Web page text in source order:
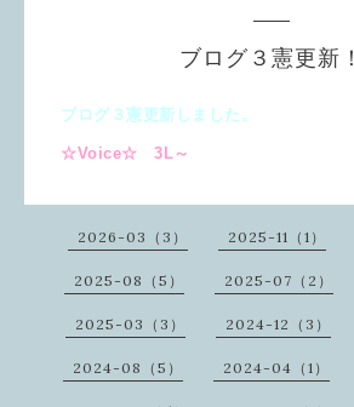
ブログ３憲更新！
ブログ３憲更新しました。
☆Voice☆ 3L～
2026-03（3） 2025-11（1）
2025-08（5） 2025-07（2）
2025-03（3） 2024-12（3）
2024-08（5） 2024-04（1）